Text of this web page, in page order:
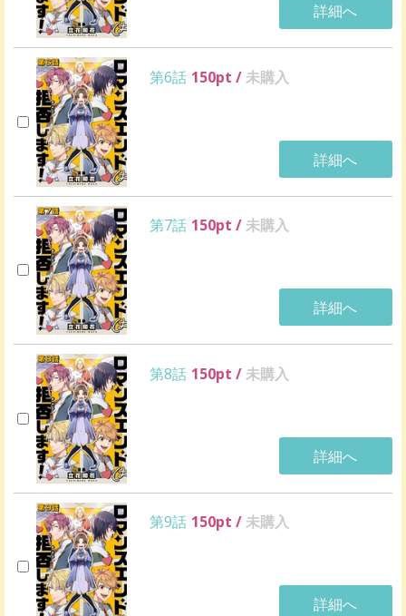
詳細へ
第6話 150pt /未購入
詳細へ
第7話 150pt /未購入
詳細へ
第8話 150pt /未購入
詳細へ
第9話 150pt /未購入
詳細へ